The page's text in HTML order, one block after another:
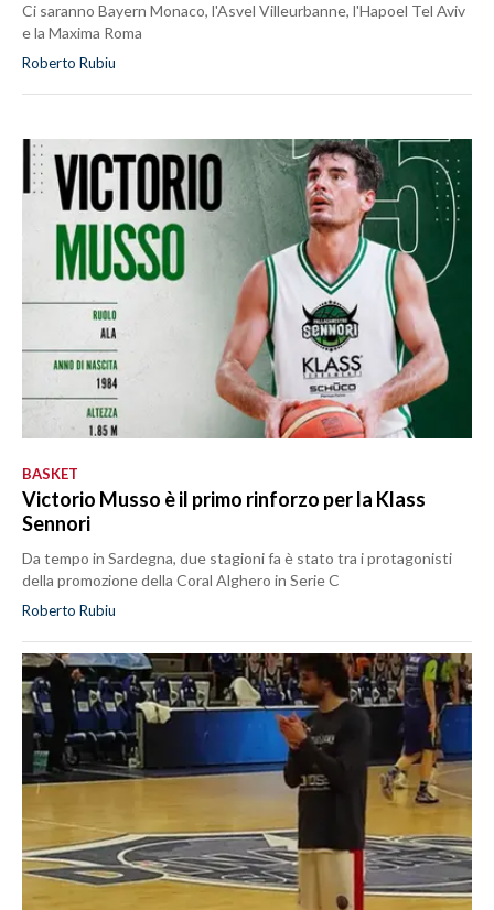
Ci saranno Bayern Monaco, l'Asvel Villeurbanne, l'Hapoel Tel Aviv
e la Maxima Roma
Roberto Rubiu
BASKET
Victorio Musso è il primo rinforzo per la Klass
Sennori
Da tempo in Sardegna, due stagioni fa è stato tra i protagonisti
della promozione della Coral Alghero in Serie C
Roberto Rubiu